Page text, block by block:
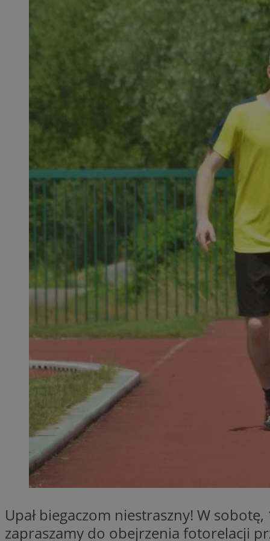
Upał biegaczom niestraszny! W
zapraszamy do obejrzenia fotorelacji
QeSessID
MvSessID
msToken
__cf_bm
__cf_bm
_ga_ES69V3SCKQ
SM